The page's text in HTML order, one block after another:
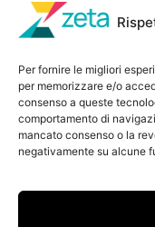
Per fornire le migliori
per memorizzare e/o
consenso a queste
comportamento di
mancato consenso o la
negativamente su alcune